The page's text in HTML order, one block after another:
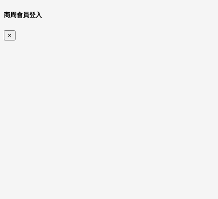
商周會員登入
×